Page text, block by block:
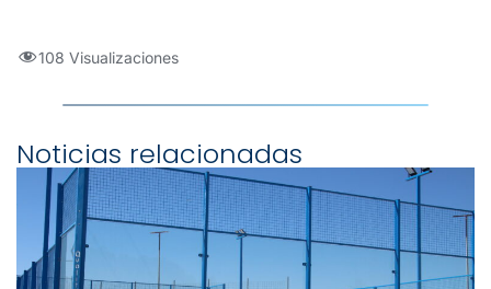
108 Visualizaciones
Noticias relacionadas